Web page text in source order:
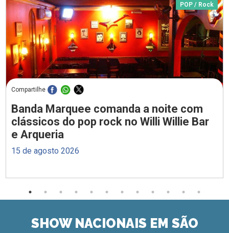
POP / Rock
Compartilhe
Banda Marquee comanda a noite com
clássicos do pop rock no Willi Willie Bar
e Arqueria
15 de agosto 2026
SHOW NACIONAIS EM SÃO